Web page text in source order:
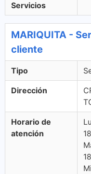
Servicios
MARIQUITA -
cliente
Tipo
Dirección
Horario de
atención